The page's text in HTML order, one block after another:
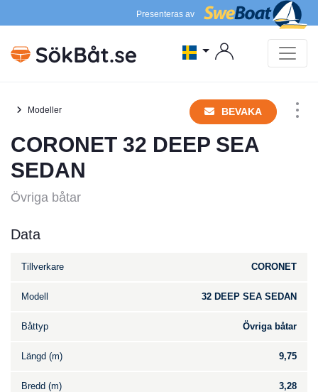
Presenteras av
Modeller BEVAKA
CORONET 32 DEEP SEA
SEDAN
Övriga båtar
Data
Tillverkare CORONET
Modell 32 DEEP SEA SEDAN
Båttyp Övriga båtar
Längd (m) 9,75
Bredd (m) 3,28